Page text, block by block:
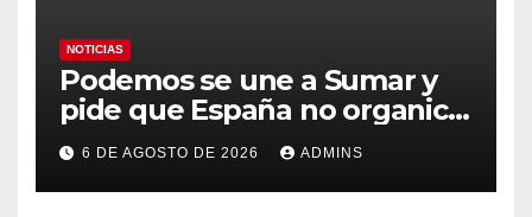
NOTICIAS
Podemos se une a Sumar y
pide que España no organice
el Mundial 2030 con
Marruecos por «atentar
contra la soberanía nacional»
6 DE AGOSTO DE 2026 ADMINS